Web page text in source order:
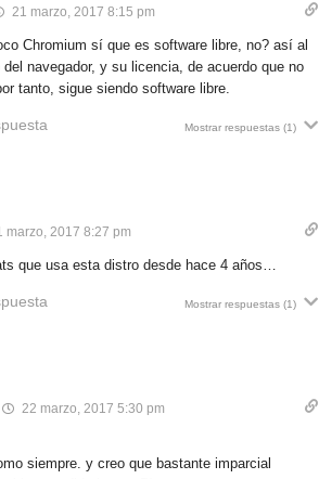
21 marzo, 2017 8:15 pm
Chromium sí que es software libre, no? así al
navegador, y su licencia, de acuerdo que no
tanto, sigue siendo software libre.
Mostrar respuestas (1)
marzo, 2017 8:27 pm
que usa esta distro desde hace 4 años…
Mostrar respuestas (1)
22 marzo, 2017 5:30 pm
siempre. y creo que bastante imparcial